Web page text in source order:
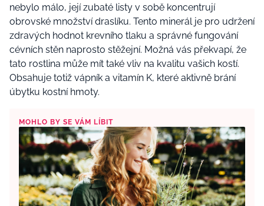
nebylo málo, její zubaté listy v sobě koncentrují
obrovské množství draslíku. Tento minerál je pro udržení
zdravých hodnot krevního tlaku a správné fungování
cévních stěn naprosto stěžejní. Možná vás překvapí, že
tato rostlina může mít také vliv na kvalitu vašich kostí.
Obsahuje totiž vápník a vitamín K, které aktivně brání
úbytku kostní hmoty.
MOHLO BY SE VÁM LÍBIT